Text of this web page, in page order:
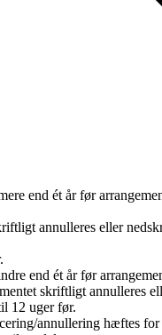
end ét år før
annulleres eller
end ét år før
skriftligt annulleres
12 uger før.
annullering hæftes